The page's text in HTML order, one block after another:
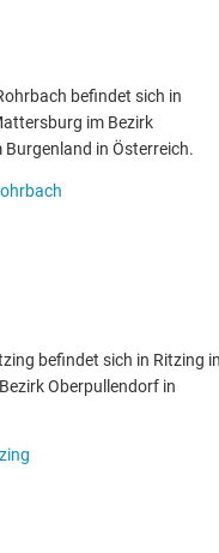
befindet sich in
im Bezirk
in Österreich.
befindet sich in Ritzing
Oberpullendorf in